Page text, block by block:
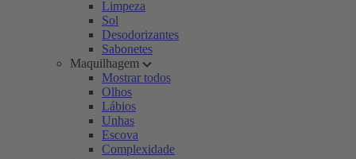
Limpeza
Sol
Desodorizantes
Sabonetes
Maquilhagem
Mostrar todos
Olhos
Lábios
Unhas
Escova
Complexidade